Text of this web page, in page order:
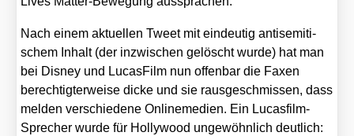
Nach einem aktu­el­len Tweet mit ein­deu­tig anti­se­mi­ti­
schem Inhalt (der inzwi­schen gelöscht wur­de) hat man
bei Dis­ney und Lucas­Film nun offen­bar die Faxen
berech­tig­ter­wei­se dicke und sie raus­ge­schmis­sen, dass
mel­den ver­schie­de­ne Online­me­di­en. Ein Lucas­film-
Spre­cher wur­de für Hol­ly­wood unge­wöhn­lich deut­lich: